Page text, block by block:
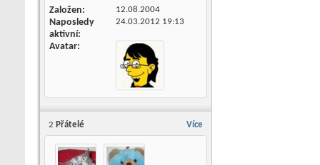
Založen 12.08.2004
Naposledy
aktivní
24.03.2012 19:13
Avatar
Více
2 Přátelé